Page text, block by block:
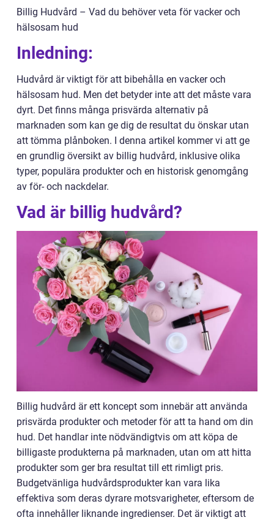
Billig Hudvård – Vad du behöver veta för vacker och
hälsosam hud
Inledning:
Hudvård är viktigt för att bibehålla en vacker och
hälsosam hud. Men det betyder inte att det måste vara
dyrt. Det finns många prisvärda alternativ på
marknaden som kan ge dig de resultat du önskar utan
att tömma plånboken. I denna artikel kommer vi att ge
en grundlig översikt av billig hudvård, inklusive olika
typer, populära produkter och en historisk genomgång
av för- och nackdelar.
Vad är billig hudvård?
Billig hudvård är ett koncept som innebär att använda
prisvärda produkter och metoder för att ta hand om din
hud. Det handlar inte nödvändigtvis om att köpa de
billigaste produkterna på marknaden, utan om att hitta
produkter som ger bra resultat till ett rimligt pris.
Budgetvänliga hudvårdsprodukter kan vara lika
effektiva som deras dyrare motsvarigheter, eftersom de
ofta innehåller liknande ingredienser. Det är viktigt att